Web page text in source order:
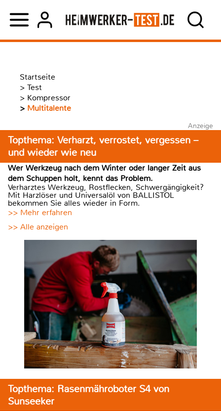
Startseite
> Test
> Kompressor
> Multitalente
Anzeige
Topthema: Verharzt, verrostet, vergessen –
und wieder wie neu
Wer Werkzeug nach dem Winter oder langer Zeit aus
dem Schuppen holt, kennt das Problem.
Verharztes Werkzeug, Rostflecken, Schwergängigkeit?
Mit Harzlöser und Universalöl von BALLISTOL
bekommen Sie alles wieder in Form.
>> Mehr erfahren
>> Alle anzeigen
Topthema: Rasenmähroboter S4 von
Sunseeker